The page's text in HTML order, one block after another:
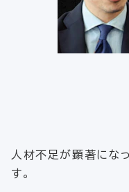
人材不足が顕著にな
す。